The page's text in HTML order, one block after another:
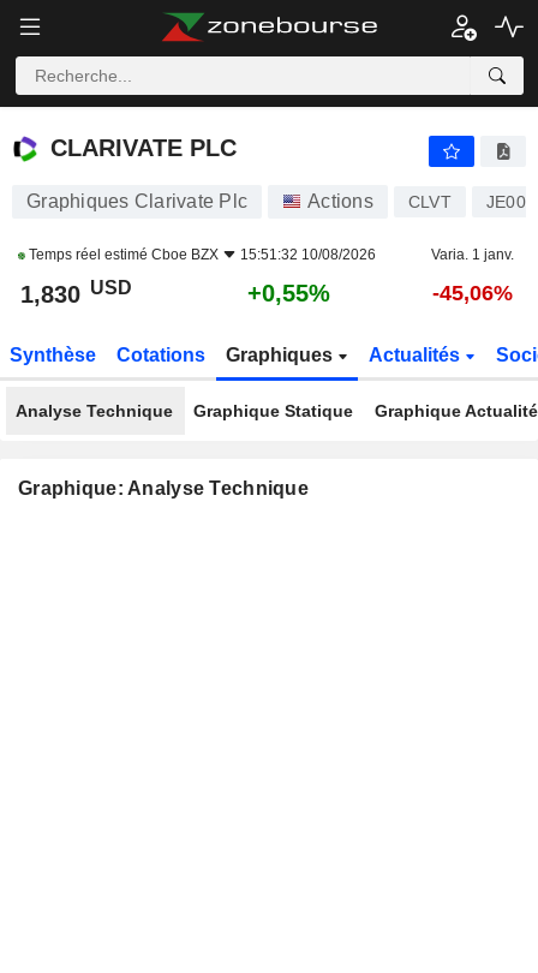
CLARIVATE PLC
CLARIVATE PLC
Graphiques Clarivate Plc Actions CLVT
Temps réel estimé Cboe BZX 15:51:32 10/08/2026 Varia. 1 janv.
1,830 USD +0,55% -45,06%
Synthèse Cotations Graphiques Actualités
Analyse Technique Graphique Statique Graphique
Graphique: Analyse Technique